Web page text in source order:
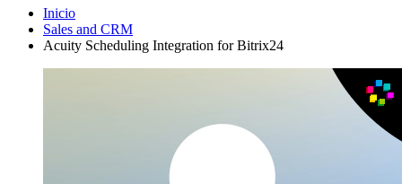
Inicio
Sales and CRM
Acuity Scheduling Integration for Bitrix24